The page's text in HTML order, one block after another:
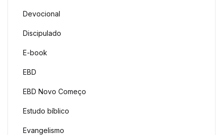
Devocional
Discipulado
E-book
EBD
EBD Novo Começo
Estudo bíblico
Evangelismo